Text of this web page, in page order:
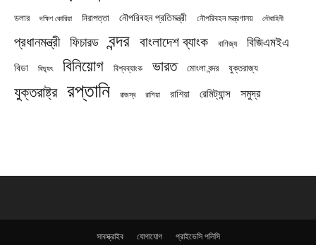
ডলার দক্ষিণ কোরিয়া নিরাপত্তা নৌপরিবহন প্রতিমন্ত্রী নৌপরিবহন মন্ত্রণালয় নৌবাহিনী
প্রধানমন্ত্রী ফিচারড বন্দর বাংলাদেশ ব্যাংক বাণিজ্য বিজিএমইএ
বিডা বিদ্যুৎ বিনিয়োগ বিশ্বব্যাংক ভারত মোংলা বন্দর যুক্তরাজ্য
যুক্তরাষ্ট্র রপ্তানি রাজস্ব রাশিয়া রাশিয়া রেমিট্যান্স সমুদ্র
সাবস্ক্রাইব যোগাযোগ প্রাইভেসি পলিসি